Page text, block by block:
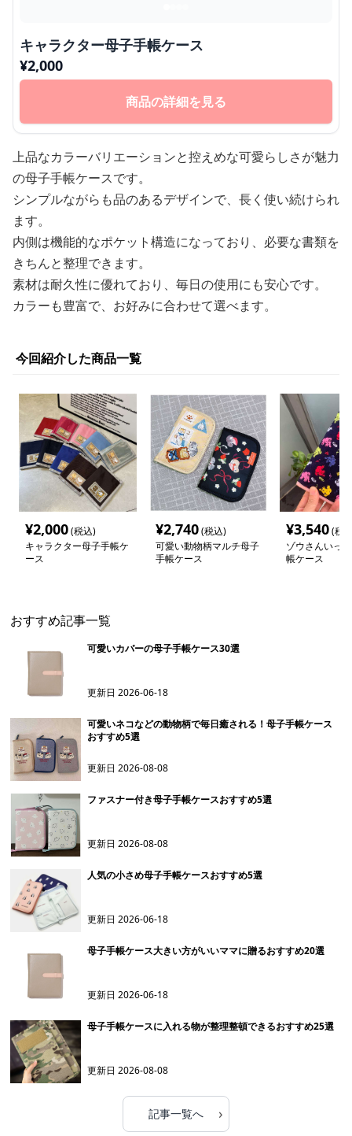
キャラクター母子手帳ケース
¥2,000
商品の詳細を見る
上品なカラーバリエーションと控えめな可愛らしさが魅力
の母子手帳ケースです。
シンプルながらも品のあるデザインで、長く使い続けられ
ます。
内側は機能的なポケット構造になっており、必要な書類を
きちんと整理できます。
素材は耐久性に優れており、毎日の使用にも安心です。
カラーも豊富で、お好みに合わせて選べます。
今回紹介した商品一覧
¥2,000(税込)
キャラクター母子手帳ケ
ース
¥2,740(税込)
可愛い動物柄マルチ母子
手帳ケース
¥3,540(税
ゾウさんいっ
帳ケース
おすすめ記事一覧
可愛いカバーの母子手帳ケース30選
更新日2026-06-18
可愛いネコなどの動物柄で毎日癒される！母子手帳ケース
おすすめ5選
更新日2026-08-08
ファスナー付き母子手帳ケースおすすめ5選
更新日2026-08-08
人気の小さめ母子手帳ケースおすすめ5選
更新日2026-06-18
母子手帳ケース大きい方がいいママに贈るおすすめ20選
更新日2026-06-18
母子手帳ケースに入れる物が整理整頓できるおすすめ25選
更新日2026-08-08
記事一覧へ ›